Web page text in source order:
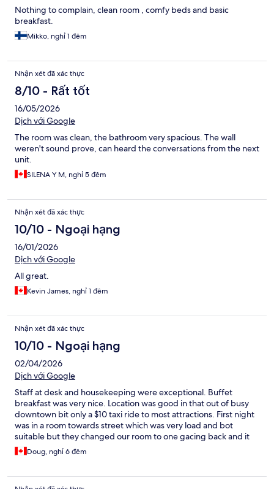
Nothing to complain, clean room , comfy beds and basic
breakfast.
Mikko, nghỉ 1 đêm
Nhận xét đã xác thực
8/10 - Rất tốt
16/05/2026
Dịch với Google
The room was clean, the bathroom very spacious. The wall
weren't sound prove, can heard the conversations from the next
unit.
SILENA Y M, nghỉ 5 đêm
Nhận xét đã xác thực
10/10 - Ngoại hạng
16/01/2026
Dịch với Google
All great.
Kevin James, nghỉ 1 đêm
Nhận xét đã xác thực
10/10 - Ngoại hạng
02/04/2026
Dịch với Google
Staff at desk and housekeeping were exceptional. Buffet
breakfast was very nice. Location was good in that out of busy
downtown bit only a $10 taxi ride to most attractions. First night
was in a room towards street which was very load and bot
suitable but they changed our room to one gacing back and it
was fine.Doug, nghỉ 6 đêm